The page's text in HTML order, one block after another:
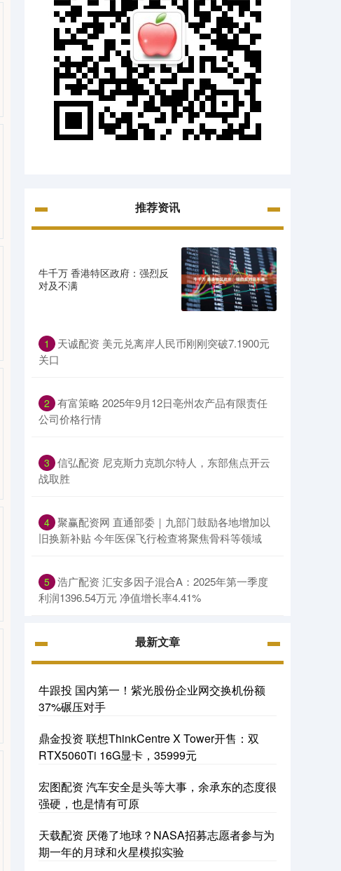
推荐资讯
牛千万 香港特区政府：强烈反
对及不满
1
天诚配资 美元兑离岸人民币刚刚突破7.1900元
关口
2 有富策略 2025年9月12日亳州农产品有限责任
公司价格行情
3 信弘配资 尼克斯力克凯尔特人，东部焦点开云
战取胜
4 聚赢配资网 直通部委｜九部门鼓励各地增加以
旧换新补贴 今年医保飞行检查将聚焦骨科等领域
5 浩广配资 汇安多因子混合A：2025年第一季度
利润1396.54万元 净值增长率4.41%
最新文章
牛跟投 国内第一！紫光股份企业网交换机份额
37%碾压对手
鼎金投资 联想ThinkCentre X Tower开售：双
RTX5060Ti 16G显卡，35999元
宏图配资 汽车安全是头等大事，余承东的态度很
强硬，也是情有可原
天载配资 厌倦了地球？NASA招募志愿者参与为
期一年的月球和火星模拟实验